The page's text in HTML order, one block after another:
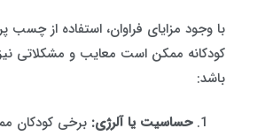
با وجود مزایای فراوان، استفاده از چسب
کودکانه ممکن است معایب و مشکلاتی
باشد:
حساسیت یا آلرژی: برخی کودکان